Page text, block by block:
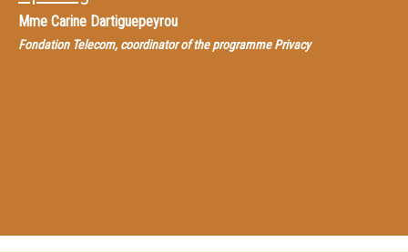
Mme Carine Dartiguepeyrou
Fondation Telecom, coordinator of the programme Privacy